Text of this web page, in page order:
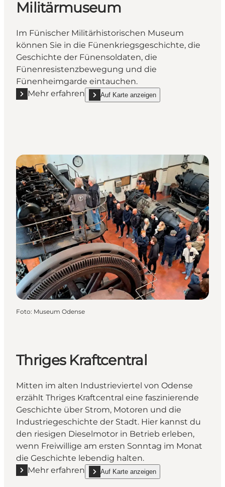
Militärmuseum
Im Fünischer Militärhistorischen Museum
können Sie in die Fünenkriegsgeschichte, die
Geschichte der Fünensoldaten, die
Fünenresistenzbewegung und die
Fünenheimgarde eintauchen.
Mehr erfahren
Mehr erfahren "Die Fünische Militärmuseum"
Auf Karte anzeigen
show Die Fünische Militärmuseum on_map
Foto: Museum Odense
Thriges Kraftcentral
Mitten im alten Industrieviertel von Odense
erzählt Thriges Kraftcentral eine faszinierende
Geschichte über Strom, Motoren und die
Industriegeschichte der Stadt. Hier kannst du
den riesigen Dieselmotor in Betrieb erleben,
wenn Freiwillige am ersten Sonntag im Monat
die Geschichte lebendig halten.
Mehr erfahren
Mehr erfahren "Thriges Kraftcentral"
Auf Karte anzeigen
show Thriges Kraftcentral on_map